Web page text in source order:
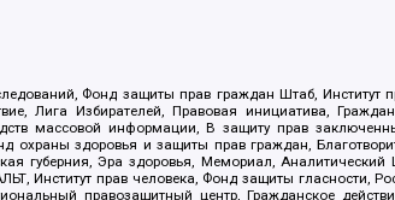
Фонд защиты прав граждан Штаб, Институт
Избирателей, Правовая инициатива,
массовой информации, В защиту прав
охраны здоровья и защиты прав граждан,
губерния, Эра здоровья, Мемориал,
Институт прав человека, Фонд защиты гласности,
правозащитный центр, Гражданское